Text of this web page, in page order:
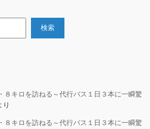
検索
８キロを訪ねる～代行バス１日３本に一瞬驚
り
８キロを訪ねる～代行バス１日３本に一瞬驚